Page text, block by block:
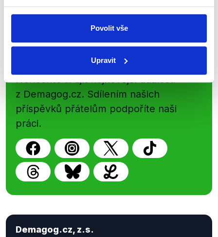
Povolit vše
Upravit
Newsletter WhatsApp
Nenechte si ujít nejnovější události
z Demagog.cz. Sdílením našich
příspěvků přátelům podpoříte naši
práci.
Demagog.cz, z.s.